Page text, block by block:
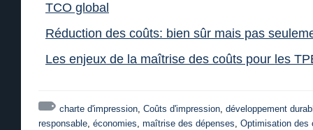
TCO global
Réduction des coûts: bien sûr mais pas
Les enjeux de la maîtrise des coûts pour les
charte d'impression, Coûts d'impression, développement
responsable, économies, maîtrise des dépenses, Optimisation des